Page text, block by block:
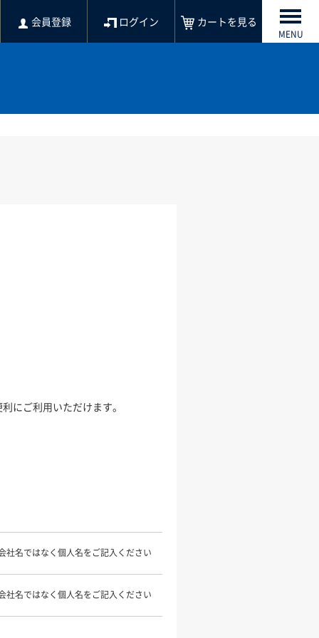
会員登録 ログイン カートを見る
MENU
にご利用いただけます。
社名ではなく個人名をご記入ください
社名ではなく個人名をご記入ください